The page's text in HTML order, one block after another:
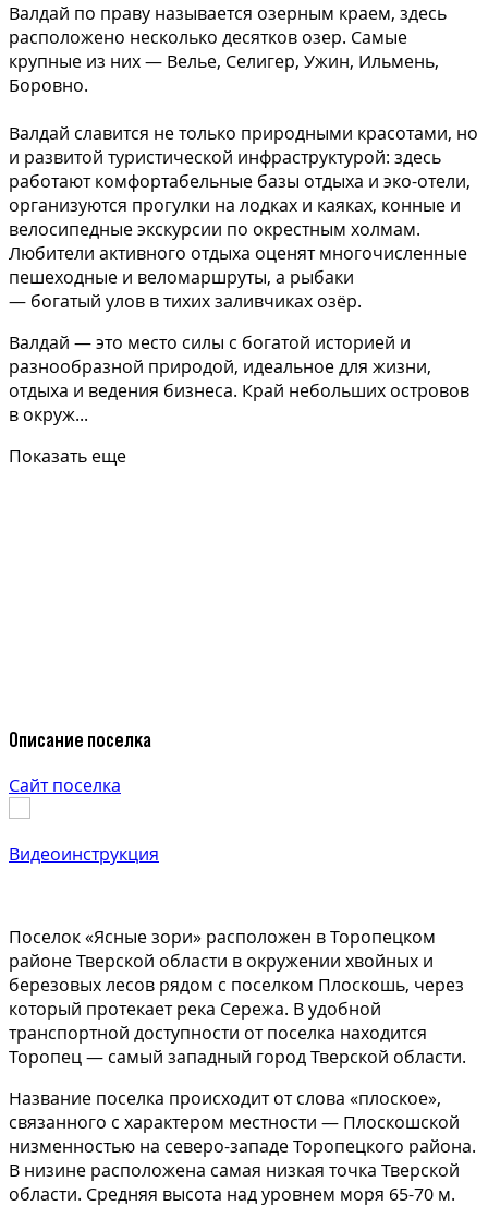
Валдай по праву называется озерным краем, здесь
расположено несколько десятков озер. Самые
крупные из них — Велье, Селигер, Ужин, Ильмень,
Боровно.
Валдай славится не только природными красотами, но
и развитой туристической инфраструктурой: здесь
работают комфортабельные базы отдыха и эко-отели,
организуются прогулки на лодках и каяках, конные и
велосипедные экскурсии по окрестным холмам.
Любители активного отдыха оценят многочисленные
пешеходные и веломаршруты, а рыбаки
— богатый улов в тихих заливчиках озёр.
Валдай — это место силы с богатой историей и
разнообразной природой, идеальное для жизни,
отдыха и ведения бизнеса. Край небольших островов
в окруж...
Показать еще
Описание поселка
Сайт поселка
Видеоинструкция
Поселок «Ясные зори» расположен в Торопецком
районе Тверской области в окружении хвойных и
березовых лесов рядом с поселком Плоскошь, через
который протекает река Сережа. В удобной
транспортной доступности от поселка находится
Торопец — самый западный город Тверской области.
Название поселка происходит от слова «плоское»,
связанного с характером местности — Плоскошской
низменностью на северо-западе Торопецкого района.
В низине расположена самая низкая точка Тверской
области. Средняя высота над уровнем моря 65-70 м.